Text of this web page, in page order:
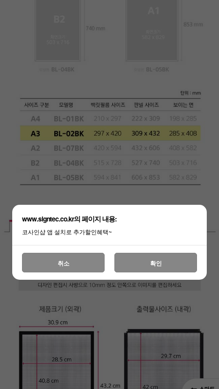
www.signtec.co.kr의 페이지 내용:
코사인샵 앱 설치로 추가할인혜택~
취소 확인